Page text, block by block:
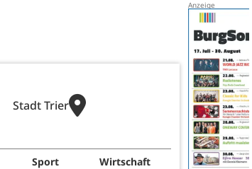
Stadt Trier
Sport Wirtschaft